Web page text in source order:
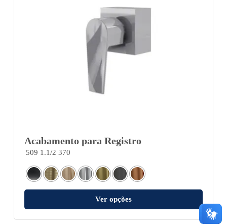
Acabamento para Registro
509 1.1/2 370
Ver opções